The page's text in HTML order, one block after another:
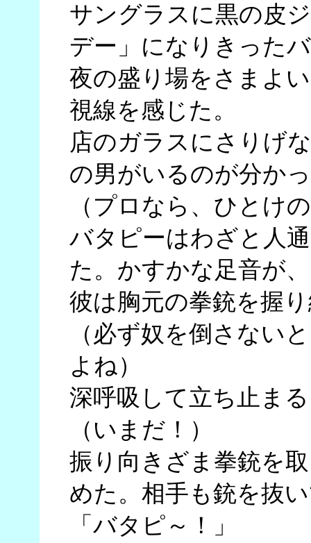
サングラスに黒の皮
デー」になりきった
夜の盛り場をさまよ
視線を感じた。
店のガラスにさりげ
の男がいるのが分か
（プロなら、ひとけ
バタピーはわざと人
た。かすかな足音が
彼は胸元の拳銃を握
（必ず奴を倒さない
よね）
深呼吸して立ち止ま
（いまだ！）
振り向きざま拳銃を
めた。相手も銃を抜
「バタピ～！」